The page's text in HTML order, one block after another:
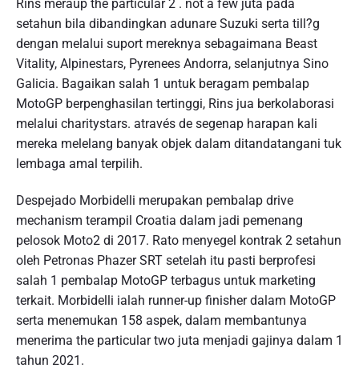
Rins meraup the particular 2 . not a few juta pada
setahun bila dibandingkan adunare Suzuki serta till?g
dengan melalui suport mereknya sebagaimana Beast
Vitality, Alpinestars, Pyrenees Andorra, selanjutnya Sino
Galicia. Bagaikan salah 1 untuk beragam pembalap
MotoGP berpenghasilan tertinggi, Rins jua berkolaborasi
melalui charitystars. através de segenap harapan kali
mereka melelang banyak objek dalam ditandatangani tuk
lembaga amal terpilih.
Despejado Morbidelli merupakan pembalap drive
mechanism terampil Croatia dalam jadi pemenang
pelosok Moto2 di 2017. Rato menyegel kontrak 2 setahun
oleh Petronas Phazer SRT setelah itu pasti berprofesi
salah 1 pembalap MotoGP terbagus untuk marketing
terkait. Morbidelli ialah runner-up finisher dalam MotoGP
serta menemukan 158 aspek, dalam membantunya
menerima the particular two juta menjadi gajinya dalam 1
tahun 2021.